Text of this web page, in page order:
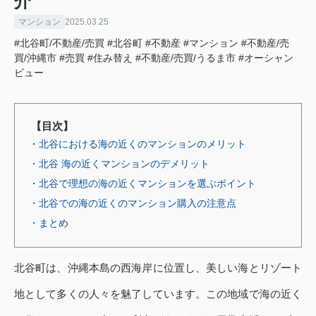
マンション 2025.03.25
#北谷町/不動産/売買 #北谷町 #不動産 #マンション #不動産/売
買/沖縄市 #売買 #住み替え #不動産/売買/うるま市 #オーシャン
ビュー
【目次】
・北谷における海の近くのマンションのメリット
・北谷 海の近くマンションのデメリット
・北谷で理想の海の近くマンションを選ぶポイント
・北谷での海の近くのマンション購入の注意点
・まとめ
北谷町は、沖縄本島の西海岸に位置し、美しい海とリゾート
地として多くの人々を魅了しています。この地域で海の近く